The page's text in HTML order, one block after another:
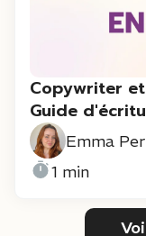
Copywriter
Guide
Emma
1 min